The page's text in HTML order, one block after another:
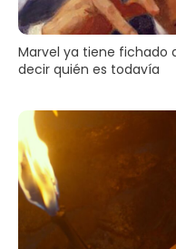
Marvel ya tiene fichado
decir quién es todavía